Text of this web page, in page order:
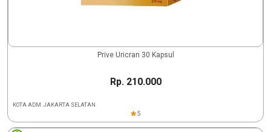
Prive Uricran 30 Kapsul
Rp. 210.000
KOTA ADM. JAKARTA SELATAN
5